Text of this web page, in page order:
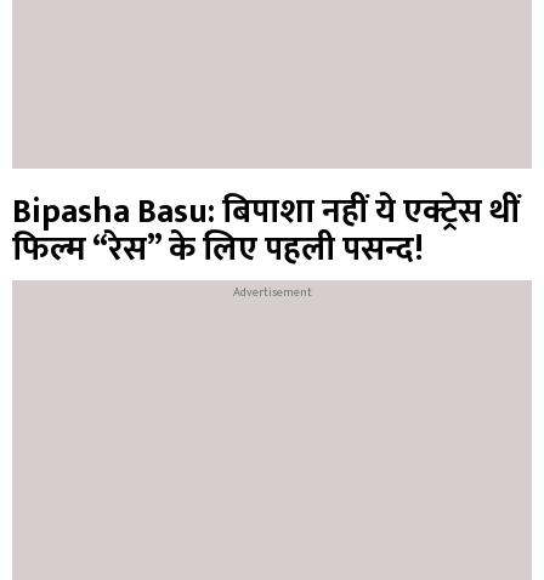
Bipasha Basu: बिपाशा नहीं ये एक्ट्रेस थीं
फिल्म “रेस” के लिए पहली पसन्द!